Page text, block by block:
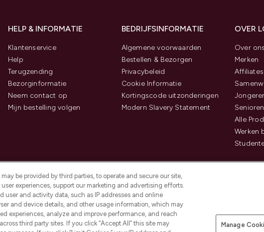
HELP & INFORMATIE
Klantenservice
Help
Terugzending
Bezorginformatie
Neem contact op
Mijn bestelling volgen
BEDRIJFSINFORMATIE
Algemene voorwaarden
Bestellen & Bezorgen
Privacybeleid
Cookie Informatie
Kortingscode uitzonderingen
Modern Slavery Statement
OVER
Over ons
Merken
Affiliates
Alle
Werken
Munich Betaal veilig met
be provided by third parties, to operate and secure our site,
experiences, support our marketing and advertising efforts.
user and activity data, such as IP addresses and online
and device details, and other usage information, which may
experiences, analyze and improve performance, and reach
third party sites. If you click “Accept All” this site may
Manage